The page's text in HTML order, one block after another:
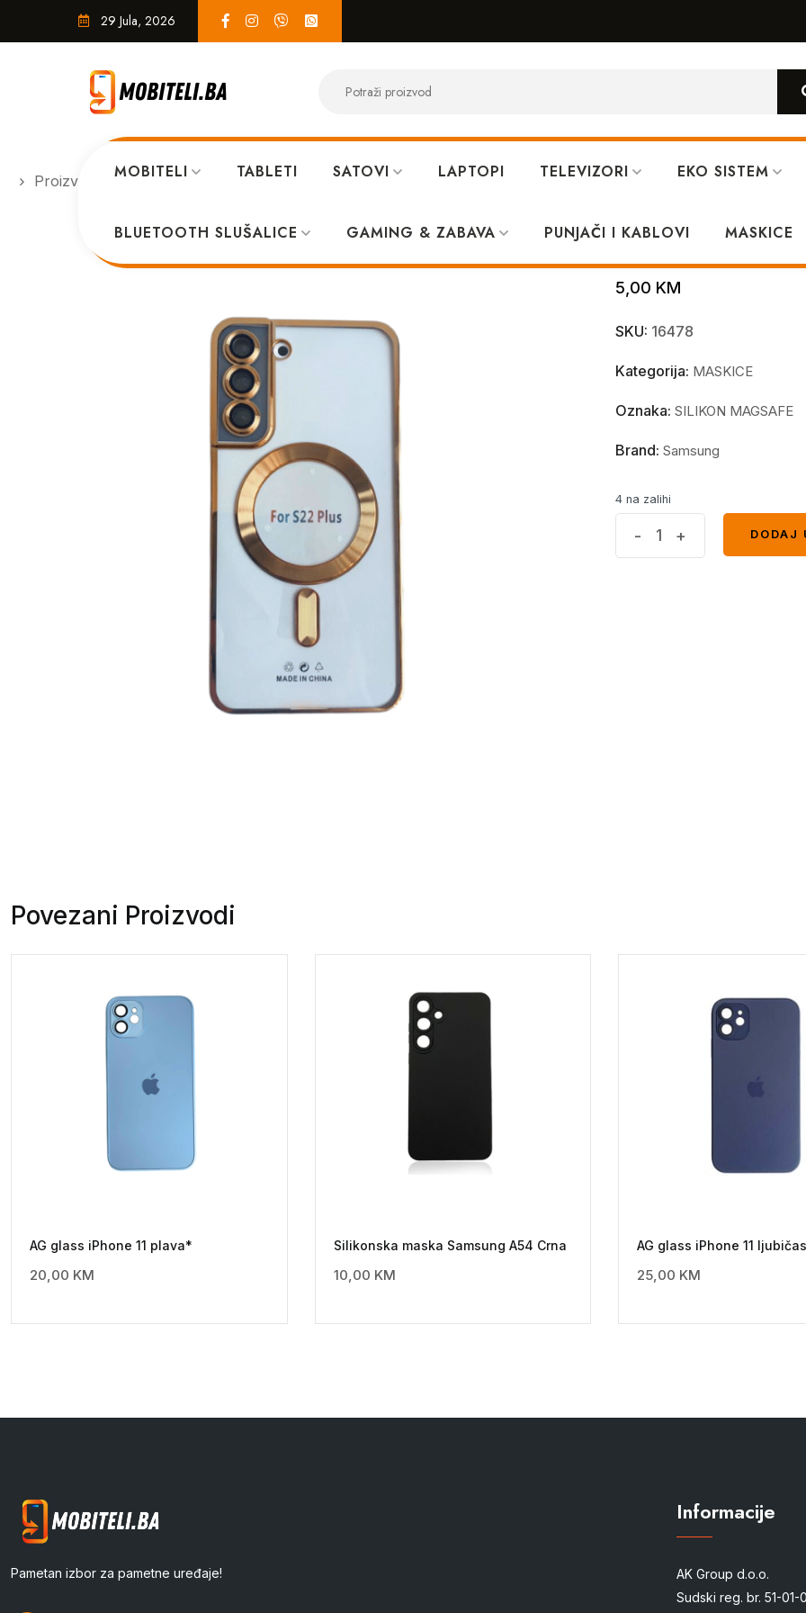
29 Jula, 2026
MOBITELI TABLETI SATOVI LAPTOPI TELEVIZORI EKO SISTEM
BLUETOOTH SLUŠALICE GAMING & ZABAVA PUNJAČI I KABLOVI MASKICE
Proizvodi MASKICE MagSafe maskica Samsung S22+ Gold
MagSafe
5,00 KM
SKU: 16478
Kategorija: MASKICE
Oznaka: SILIKON MAGSAFE
Brand: Samsung
4 na zalihi
- +
DODAJ
Povezani Proizvodi
AG glass iPhone 11 plava*
20,00 KM
Silikonska maska Samsung A54 Crna
10,00 KM
AG glass iPhone 11
25,00 KM
Pametan izbor za pametne uređaje!
Informacije
AK Group d.o.o.
Sudski reg. br. 51-01-